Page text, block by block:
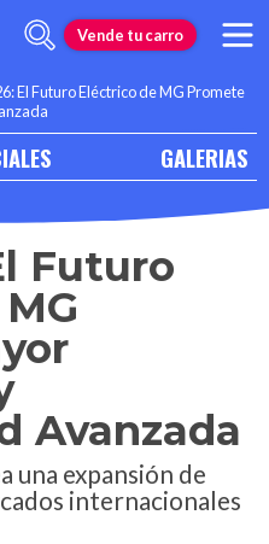
Vende tu carro
El Futuro Eléctrico de MG Promete
GALERIAS
Futuro
Avanzada
una expansión de
internacionales